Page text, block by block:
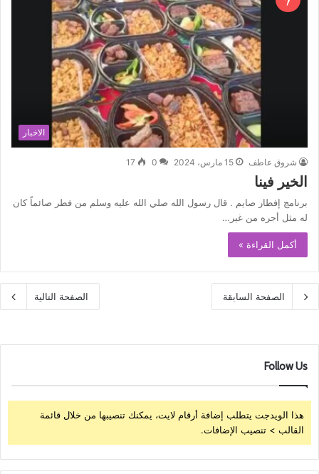
الاخبار
شروق عاطف 15 مارس، 2024 0
17
الخير فينا
برنامج إفطار صايم . قال رسول الله صلي الله عليه وسلم من فطر صائماً كان
له مثل أجره من غير…
أكمل القراءة »
الصفحة السابقة الصفحة التالية
Follow Us
هذا الويدجت يتطلب إضافة أرقام لايت، يمكنك تنصيبها من خلال قائمة
القالب > تنصيب الإضافات.